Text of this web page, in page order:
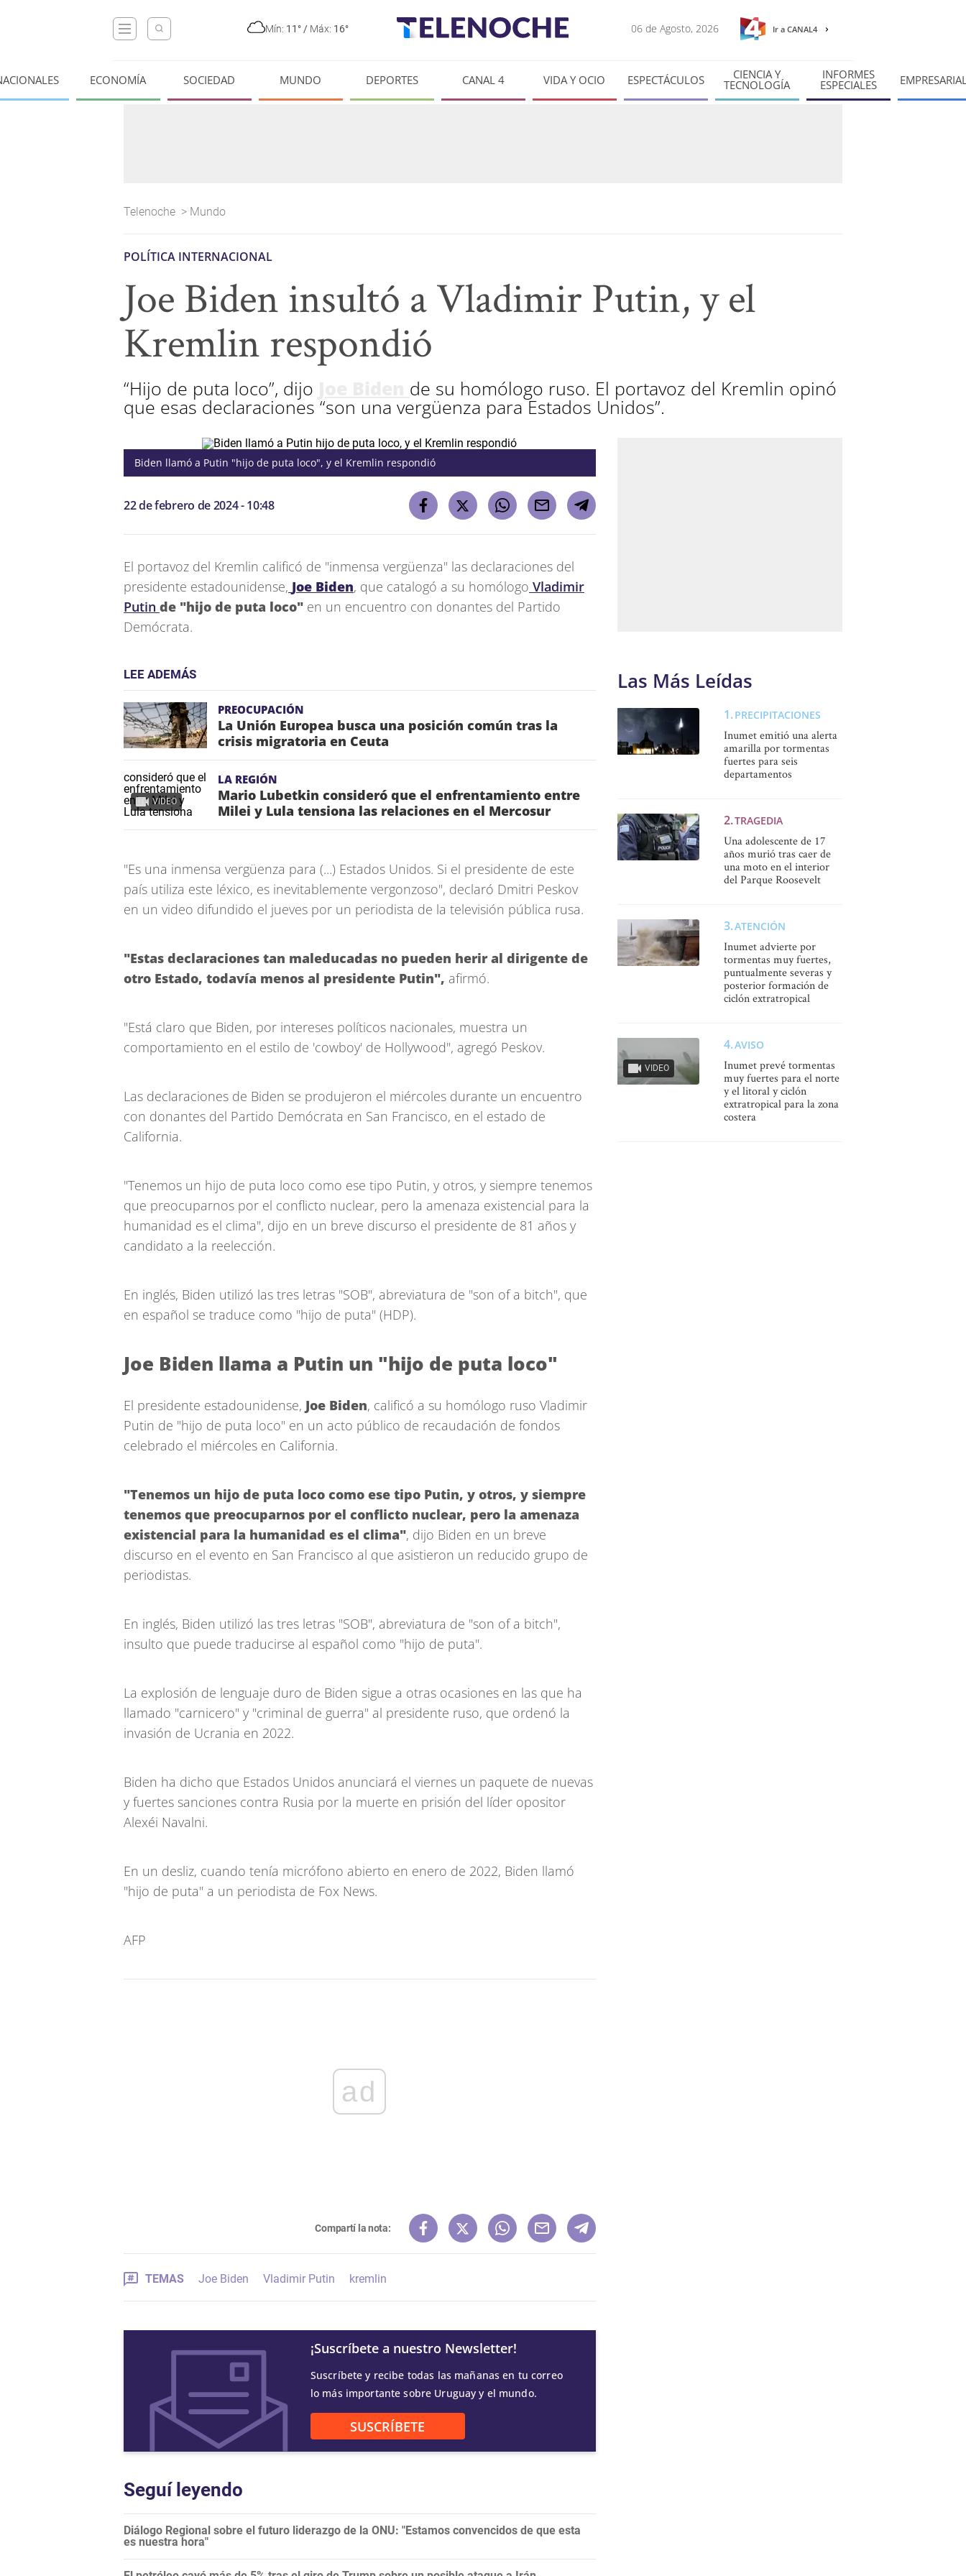
Mín: 11° / Máx: 16° 06 de Agosto, 2026 Ir a CANAL4
ECONOMÍA SOCIEDAD MUNDO DEPORTES CANAL 4 VIDA Y OCIO ESPECTÁCULOS CIENCIA Y
TECNOLOGÍA
INFORMES
ESPECIALES
Telenoche > Mundo
POLÍTICA INTERNACIONAL
Joe Biden insultó a Vladimir Putin, y el
Kremlin respondió
“Hijo de puta loco”, dijo de su homólogo ruso. El portavoz del Kremlin opinó
que esas declaraciones “son una vergüenza para Estados Unidos”.
Biden llamó a Putin "hijo de puta loco", y el Kremlin respondió
22 de febrero de 2024 - 10:48
El portavoz del Kremlin calificó de "inmensa vergüenza" las declaraciones del
presidente estadounidense, Joe Biden, que catalogó a su homólogo Vladimir
Putin de "hijo de puta loco" en un encuentro con donantes del Partido
Demócrata.
LEE ADEMÁS
PREOCUPACIÓN
La Unión Europea busca una posición común tras la
crisis migratoria en Ceuta
VIDEO
LA REGIÓN
Mario Lubetkin consideró que el enfrentamiento entre
Milei y Lula tensiona las relaciones en el Mercosur
"Es una inmensa vergüenza para (...) Estados Unidos. Si el presidente de este
país utiliza este léxico, es inevitablemente vergonzoso", declaró Dmitri Peskov
en un video difundido el jueves por un periodista de la televisión pública rusa.
"Estas declaraciones tan maleducadas no pueden herir al dirigente de
otro Estado, todavía menos al presidente Putin", afirmó.
"Está claro que Biden, por intereses políticos nacionales, muestra un
comportamiento en el estilo de 'cowboy' de Hollywood", agregó Peskov.
Las declaraciones de Biden se produjeron el miércoles durante un encuentro
con donantes del Partido Demócrata en San Francisco, en el estado de
California.
"Tenemos un hijo de puta loco como ese tipo Putin, y otros, y siempre tenemos
que preocuparnos por el conflicto nuclear, pero la amenaza existencial para la
humanidad es el clima", dijo en un breve discurso el presidente de 81 años y
candidato a la reelección.
En inglés, Biden utilizó las tres letras "SOB", abreviatura de "son of a bitch", que
en español se traduce como "hijo de puta" (HDP).
Joe Biden llama a Putin un "hijo de puta loco"
El presidente estadounidense, Joe Biden, calificó a su homólogo ruso Vladimir
Putin de "hijo de puta loco" en un acto público de recaudación de fondos
celebrado el miércoles en California.
"Tenemos un hijo de puta loco como ese tipo Putin, y otros, y siempre
tenemos que preocuparnos por el conflicto nuclear, pero la amenaza
existencial para la humanidad es el clima", dijo Biden en un breve
discurso en el evento en San Francisco al que asistieron un reducido grupo de
periodistas.
En inglés, Biden utilizó las tres letras "SOB", abreviatura de "son of a bitch",
insulto que puede traducirse al español como "hijo de puta".
La explosión de lenguaje duro de Biden sigue a otras ocasiones en las que ha
llamado "carnicero" y "criminal de guerra" al presidente ruso, que ordenó la
invasión de Ucrania en 2022.
Biden ha dicho que Estados Unidos anunciará el viernes un paquete de nuevas
y fuertes sanciones contra Rusia por la muerte en prisión del líder opositor
Alexéi Navalni.
En un desliz, cuando tenía micrófono abierto en enero de 2022, Biden llamó
"hijo de puta" a un periodista de Fox News.
AFP
ad
Compartí la nota:
TEMAS Joe Biden Vladimir Putin kremlin
¡Suscríbete a nuestro Newsletter!
Suscríbete y recibe todas las mañanas en tu correo
lo más importante sobre Uruguay y el mundo.
SUSCRÍBETE
Seguí leyendo
Diálogo Regional sobre el futuro liderazgo de la ONU: "Estamos convencidos de que esta
es nuestra hora"
Las Más Leídas
PRECIPITACIONES
Inumet emitió una alerta
amarilla por tormentas
fuertes para seis
departamentos
TRAGEDIA
Una adolescente de 17
años murió tras caer de
una moto en el interior
del Parque Roosevelt
ATENCIÓN
Inumet advierte por
tormentas muy fuertes,
puntualmente severas y
posterior formación de
ciclón extratropical
VIDEO
AVISO
Inumet prevé tormentas
muy fuertes para el norte
y el litoral y ciclón
extratropical para la zona
costera